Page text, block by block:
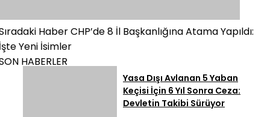
HaberCHP’de 8 İl Başkanlığına Atama Yapıldı:
Yeni İsimler
HABERLER
Yasa Dışı Avlanan 5 Yaban
Keçisi İçin 6 Yıl Sonra Ceza:
Devletin Takibi Sürüyor